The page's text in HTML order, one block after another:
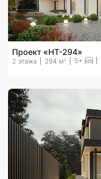
Проект «HT-294»
2 этажа 294 м 2 5+